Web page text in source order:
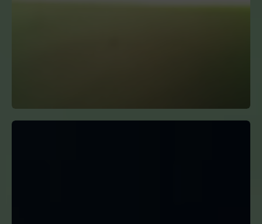
Unser Highlight des Monats: KIWI SPARK 2 PRO Jetzt